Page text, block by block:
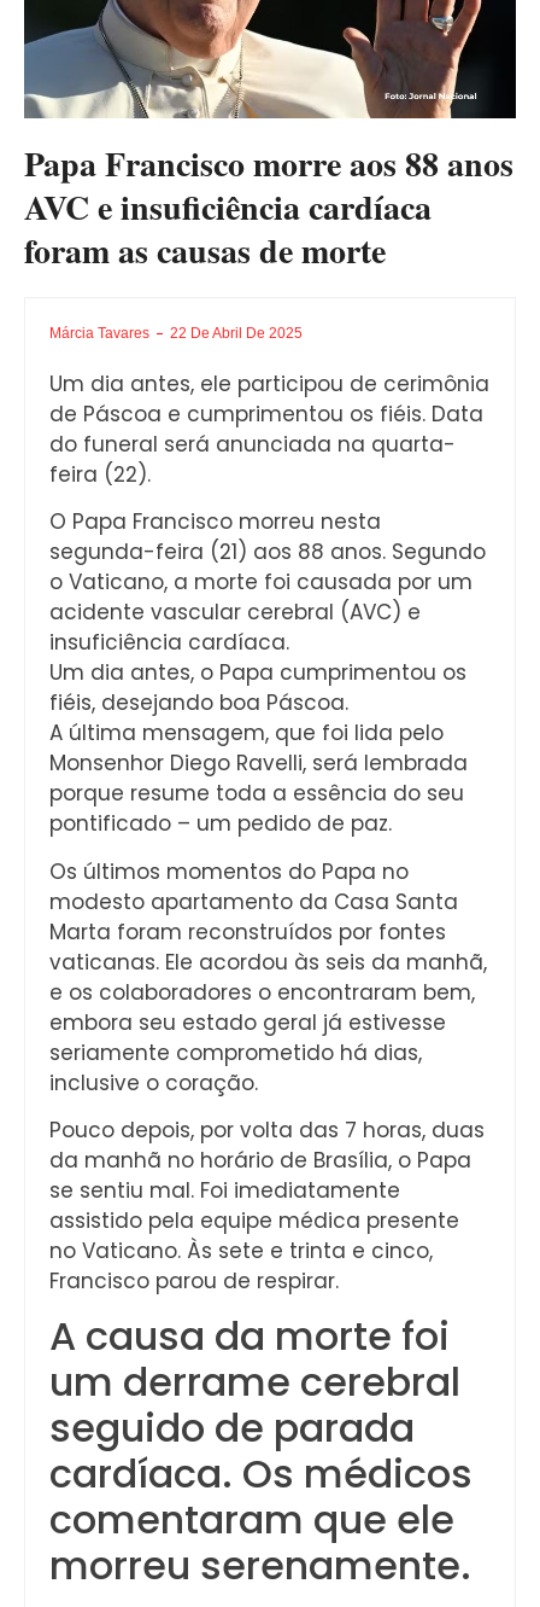
Papa Francisco morre aos 88 anos
AVC e insuficiência cardíaca
foram as causas de morte
Márcia Tavares 22 De Abril De 2025
Um dia antes, ele participou de cerimônia
de Páscoa e cumprimentou os fiéis. Data
do funeral será anunciada na quarta-
feira (22).
O Papa Francisco morreu nesta
segunda-feira (21) aos 88 anos. Segundo
o Vaticano, a morte foi causada por um
acidente vascular cerebral (AVC) e
insuficiência cardíaca.
Um dia antes, o Papa cumprimentou os
fiéis, desejando boa Páscoa.
A última mensagem, que foi lida pelo
Monsenhor Diego Ravelli, será lembrada
porque resume toda a essência do seu
pontificado – um pedido de paz.
Os últimos momentos do Papa no
modesto apartamento da Casa Santa
Marta foram reconstruídos por fontes
vaticanas. Ele acordou às seis da manhã,
e os colaboradores o encontraram bem,
embora seu estado geral já estivesse
seriamente comprometido há dias,
inclusive o coração.
Pouco depois, por volta das 7 horas, duas
da manhã no horário de Brasília, o Papa
se sentiu mal. Foi imediatamente
assistido pela equipe médica presente
no Vaticano. Às sete e trinta e cinco,
Francisco parou de respirar.
A causa da morte foi
um derrame cerebral
seguido de parada
cardíaca. Os médicos
comentaram que ele
morreu serenamente.